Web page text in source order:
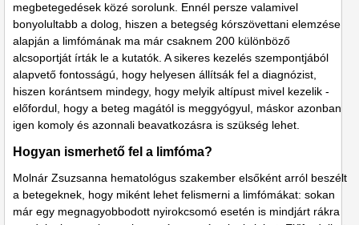
megbetegedések közé sorolunk. Ennél persze valamivel
bonyolultabb a dolog, hiszen a betegség kórszövettani elemzése
alapján a limfómának ma már csaknem 200 különböző
alcsoportját írták le a kutatók. A sikeres kezelés szempontjából
alapvető fontosságú, hogy helyesen állítsák fel a diagnózist,
hiszen korántsem mindegy, hogy melyik altípust mivel kezelik -
előfordul, hogy a beteg magától is meggyógyul, máskor azonban
igen komoly és azonnali beavatkozásra is szükség lehet.
Hogyan ismerhető fel a limfóma?
Molnár Zsuzsanna hematológus szakember elsőként arról beszélt
a betegeknek, hogy miként lehet felismerni a limfómákat: sokan
már egy megnagyobbodott nyirokcsomó esetén is mindjárt rákra